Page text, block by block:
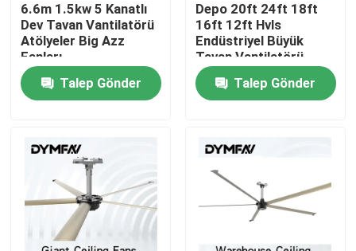
Ürün:% s
Hakkımızda
6.6m 1.5kw 5 Kanatlı
Dev Tavan Vantilatörü
Atölyeler Big Azz
Fanları
Talep Gönder
Depo 20ft 24ft 18ft
16ft 12ft Hvls
Endüstriyel Büyük
Tavan Vantilatörü
Pmsm Motor
Talep Gönder